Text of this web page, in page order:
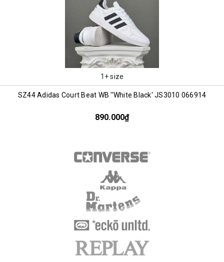
1+ size
SZ44 Adidas Court Beat WB ''White Black' JS3010 066914
890.000₫